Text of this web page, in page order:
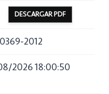
DESCARGAR PDF
2012
2026 18:00:50